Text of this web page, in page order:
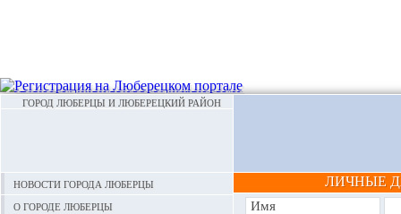
ГОРОД ЛЮБЕРЦЫ И ЛЮБЕРЕЦКИЙ РАЙОН
Новости города Люберцы
О городе Люберцы
ЛИЧНЫЕ